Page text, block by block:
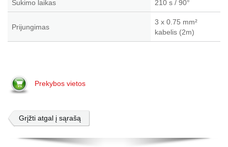
Sukimo laikas 210 s / 90°
Prijungimas
3 x 0.75 mm²
kabelis (2m)
Prekybos vietos
Grįžti atgal į sąrašą